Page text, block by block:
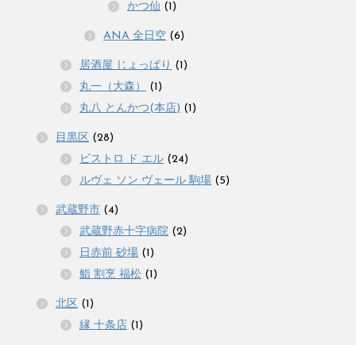
かつ仙 (1)
ANA 全日空 (6)
居酒屋 じょっぱり (1)
丸一（大森）
(1)
丸八 とんかつ(本店) (1)
目黒区 (28)
ビストロ ド エル (24)
ルヴェ ソン ヴェール 駒場 (5)
武蔵野市 (4)
武蔵野赤十字病院 (2)
日赤前 砂場 (1)
鮨 割烹 福松 (1)
北区 (1)
縁 十条店 (1)